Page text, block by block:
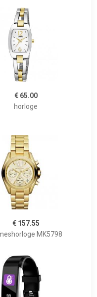
€ 65.00
horloge
€ 157.55
MK5798